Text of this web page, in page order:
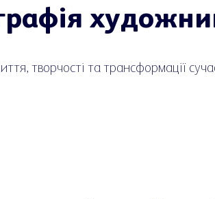
творчості та трансформації